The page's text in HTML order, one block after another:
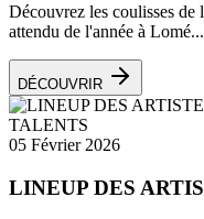
Découvrez les coulisses de
attendu de l'année à
DÉCOUVRIR
TALENTS
05 Février 2026
LINEUP DES